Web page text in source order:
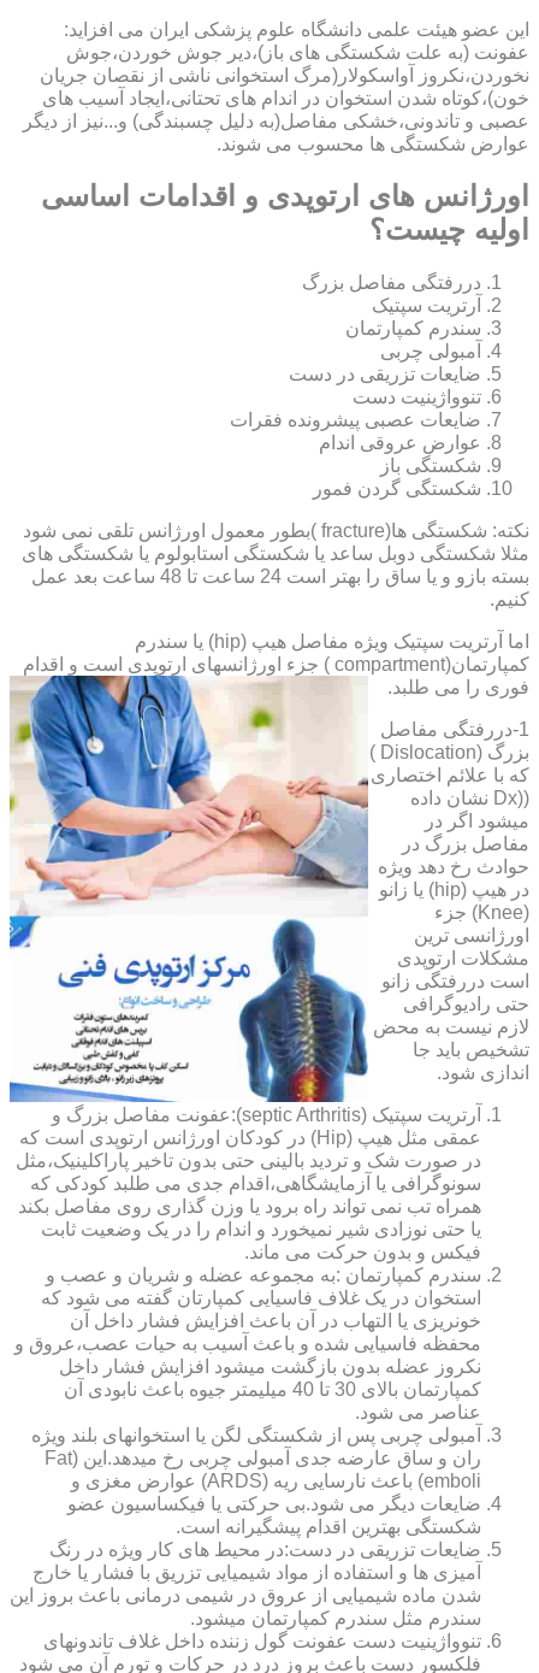
این عضو هیئت علمی دانشگاه علوم پزشکی ایران می افزاید:
عفونت (به علت شکستگی های باز)،دیر جوش خوردن،جوش
نخوردن،نکروز آواسکولار(مرگ استخوانی ناشی از نقصان جریان
خون)،کوتاه شدن استخوان در اندام های تحتانی،ایجاد آسیب های
عصبی و تاندونی،خشکی مفاصل(به دلیل چسبندگی) و...نیز از دیگر
عوارض شکستگی ها محسوب می شوند.
اورژانس های ارتوپدی و اقدامات اساسی
اولیه چیست؟
دررفتگی مفاصل بزرگ
آرتریت سپتیک
سندرم کمپارتمان
آمبولی چربی
ضایعات تزریقی در دست
تنوواژینیت دست
ضایعات عصبی پیشرونده فقرات
عوارض عروقی اندام
شکستگی باز
شکستگی گردن فمور
نکته: شکستگی ها(fracture )بطور معمول اورژانس تلقی نمی شود
مثلا شکستگی دوبل ساعد یا شکستگی استابولوم یا شکستگی های
بسته بازو و یا ساق را بهتر است 24 ساعت تا 48 ساعت بعد عمل
کنیم.
اما آرتریت سپتیک ویژه مفاصل هیپ (hip) یا سندرم
کمپارتمان(compartment ) جزء اورژانسهای ارتوپدی است و اقدام
فوری را می طلبد.
1-دررفتگی مفاصل
بزرگ (Dislocation )
که با علائم اختصاری
((Dx نشان داده
میشود اگر در
مفاصل بزرگ در
حوادث رخ دهد ویژه
در هیپ (hip) یا زانو
(Knee) جزء
اورژانسی ترین
مشکلات ارتوپدی
است دررفتگی زانو
حتی رادیوگرافی
لازم نیست به محض
تشخیص باید جا
اندازی شود.
آرتریت سپتیک (septic Arthritis):عفونت مفاصل بزرگ و
عمقی مثل هیپ (Hip) در کودکان اورژانس ارتوپدی است که
در صورت شک و تردید بالینی حتی بدون تاخیر پاراکلینیک،مثل
سونوگرافی یا آزمایشگاهی،اقدام جدی می طلبد کودکی که
همراه تب نمی تواند راه برود یا وزن گذاری روی مفاصل بکند
یا حتی نوزادی شیر نمیخورد و اندام را در یک وضعیت ثابت
فیکس و بدون حرکت می ماند.
سندرم کمپارتمان :به مجموعه عضله و شریان و عصب و
استخوان در یک غلاف فاسیایی کمپارتان گفته می شود که
خونریزی یا التهاب در آن باعث افزایش فشار داخل آن
محفظه فاسیایی شده و باعث آسیب به حیات عصب،عروق و
نکروز عضله بدون بازگشت میشود افزایش فشار داخل
کمپارتمان بالای 30 تا 40 میلیمتر جیوه باعث نابودی آن
عناصر می شود.
آمبولی چربی پس از شکستگی لگن یا استخوانهای بلند ویژه
ران و ساق عارضه جدی آمبولی چربی رخ میدهد.این (Fat
emboli) باعث نارسایی ریه (ARDS) عوارض مغزی و
ضایعات دیگر می شود.بی حرکتی یا فیکساسیون عضو
شکستگی بهترین اقدام پیشگیرانه است.
ضایعات تزریقی در دست:در محیط های کار ویژه در رنگ
آمیزی ها و استفاده از مواد شیمیایی تزریق با فشار یا خارج
شدن ماده شیمیایی از عروق در شیمی درمانی باعث بروز این
سندرم مثل سندرم کمپارتمان میشود.
تنوواژینیت دست عفونت گول زننده داخل غلاف تاندونهای
فلکسور دست باعث بروز درد در حرکات و تورم آن می شود